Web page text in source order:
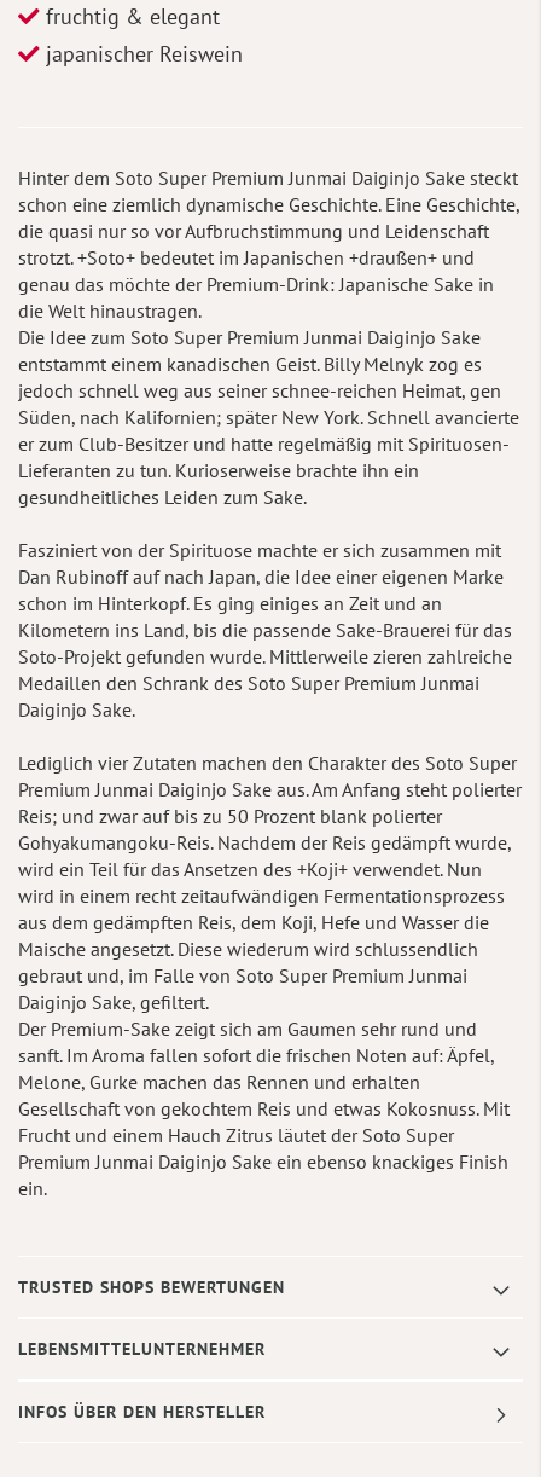
fruchtig & elegant
japanischer Reiswein
Hinter dem Soto Super Premium Junmai Daiginjo Sake steckt
schon eine ziemlich dynamische Geschichte. Eine Geschichte,
die quasi nur so vor Aufbruchstimmung und Leidenschaft
strotzt. +Soto+ bedeutet im Japanischen +draußen+ und
genau das möchte der Premium-Drink: Japanische Sake in
die Welt hinaustragen.
Die Idee zum Soto Super Premium Junmai Daiginjo Sake
entstammt einem kanadischen Geist. Billy Melnyk zog es
jedoch schnell weg aus seiner schnee-reichen Heimat, gen
Süden, nach Kalifornien; später New York. Schnell avancierte
er zum Club-Besitzer und hatte regelmäßig mit Spirituosen-
Lieferanten zu tun. Kurioserweise brachte ihn ein
gesundheitliches Leiden zum Sake.
Fasziniert von der Spirituose machte er sich zusammen mit
Dan Rubinoff auf nach Japan, die Idee einer eigenen Marke
schon im Hinterkopf. Es ging einiges an Zeit und an
Kilometern ins Land, bis die passende Sake-Brauerei für das
Soto-Projekt gefunden wurde. Mittlerweile zieren zahlreiche
Medaillen den Schrank des Soto Super Premium Junmai
Daiginjo Sake.
Lediglich vier Zutaten machen den Charakter des Soto Super
Premium Junmai Daiginjo Sake aus. Am Anfang steht polierter
Reis; und zwar auf bis zu 50 Prozent blank polierter
Gohyakumangoku-Reis. Nachdem der Reis gedämpft wurde,
wird ein Teil für das Ansetzen des +Koji+ verwendet. Nun
wird in einem recht zeitaufwändigen Fermentationsprozess
aus dem gedämpften Reis, dem Koji, Hefe und Wasser die
Maische angesetzt. Diese wiederum wird schlussendlich
gebraut und, im Falle von Soto Super Premium Junmai
Daiginjo Sake, gefiltert.
Der Premium-Sake zeigt sich am Gaumen sehr rund und
sanft. Im Aroma fallen sofort die frischen Noten auf: Äpfel,
Melone, Gurke machen das Rennen und erhalten
Gesellschaft von gekochtem Reis und etwas Kokosnuss. Mit
Frucht und einem Hauch Zitrus läutet der Soto Super
Premium Junmai Daiginjo Sake ein ebenso knackiges Finish
ein.
TRUSTED SHOPS BEWERTUNGEN
LEBENSMITTELUNTERNEHMER
INFOS ÜBER DEN HERSTELLER